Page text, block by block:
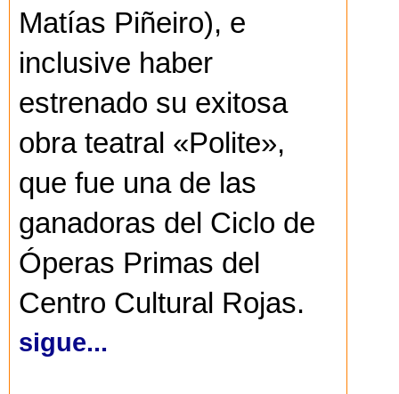
Matías Piñeiro), e
inclusive haber
estrenado su exitosa
obra teatral «Polite»,
que fue una de las
ganadoras del Ciclo de
Óperas Primas del
Centro Cultural Rojas.
sigue...